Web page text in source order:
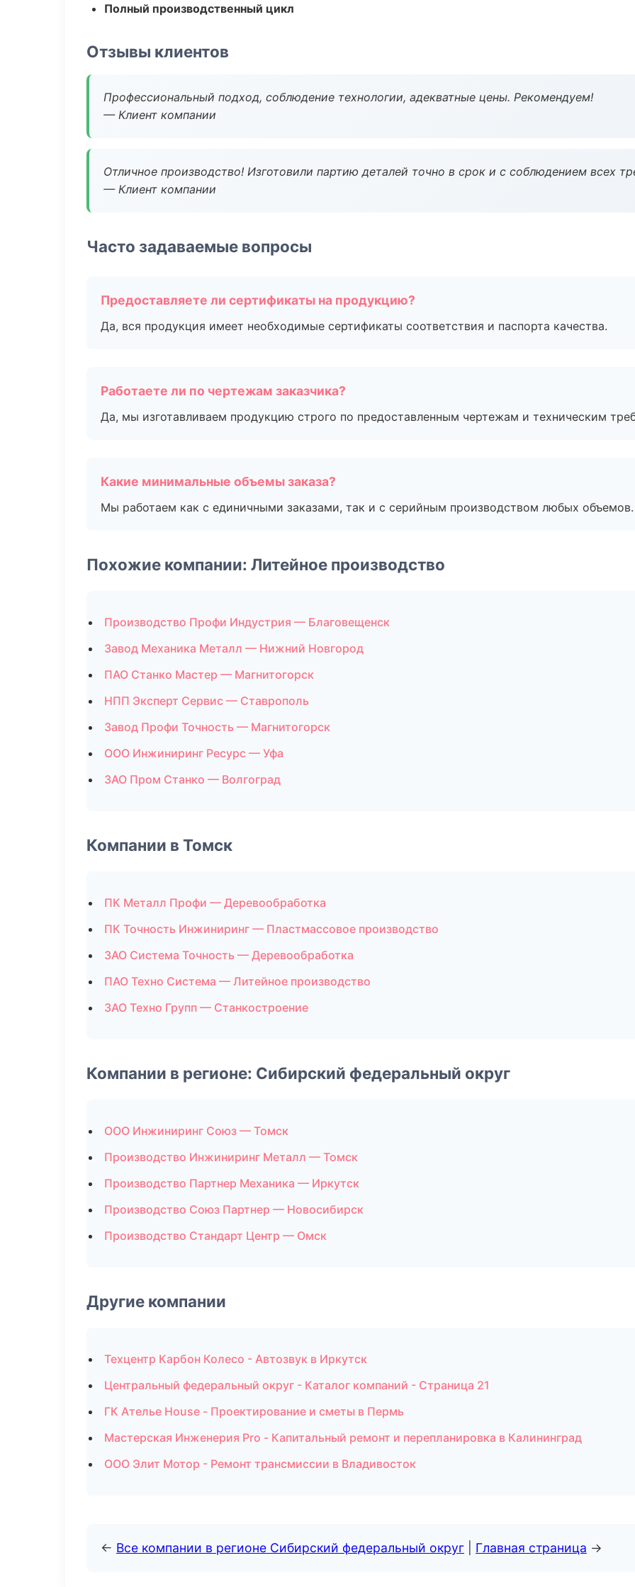
Полный производственный цикл
Отзывы клиентов
Профессиональный подход, соблюдение технологии, адекватные цены. Рекомендуем!
— Клиент компании
Отличное производство! Изготовили партию деталей точно в срок и с соблюдением всех
— Клиент компании
Часто задаваемые вопросы
Предоставляете ли сертификаты на продукцию?
Да, вся продукция имеет необходимые сертификаты соответствия и паспорта качества.
Работаете ли по чертежам заказчика?
Да, мы изготавливаем продукцию строго по предоставленным чертежам и техническим
Какие минимальные объемы заказа?
Мы работаем как с единичными заказами, так и с серийным производством любых объемов.
Похожие компании: Литейное производство
Производство Профи Индустрия — Благовещенск
Завод Механика Металл — Нижний Новгород
ПАО Станко Мастер — Магнитогорск
НПП Эксперт Сервис — Ставрополь
Завод Профи Точность — Магнитогорск
ООО Инжиниринг Ресурс — Уфа
ЗАО Пром Станко — Волгоград
Компании в Томск
ПК Металл Профи — Деревообработка
ПК Точность Инжиниринг — Пластмассовое производство
ЗАО Система Точность — Деревообработка
ПАО Техно Система — Литейное производство
ЗАО Техно Групп — Станкостроение
Компании в регионе: Сибирский федеральный округ
ООО Инжиниринг Союз — Томск
Производство Инжиниринг Металл — Томск
Производство Партнер Механика — Иркутск
Производство Союз Партнер — Новосибирск
Производство Стандарт Центр — Омск
Другие компании
Техцентр Карбон Колесо - Автозвук в Иркутск
Центральный федеральный округ - Каталог компаний - Страница 21
ГК Ателье House - Проектирование и сметы в Пермь
Мастерская Инженерия Pro - Капитальный ремонт и перепланировка в Калининград
ООО Элит Мотор - Ремонт трансмиссии в Владивосток
← Все компании в регионе Сибирский федеральный округ Главная страница →